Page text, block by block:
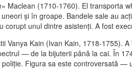
Maclean (1710-1760). El transporta
și în groape. Bandele sale au
corupt unul dintre asistenți. A fost
Vanya Kain (Ivan Kain, 1718-1755).
— de la bijuterii până la cai. În
Figura sa este controversată